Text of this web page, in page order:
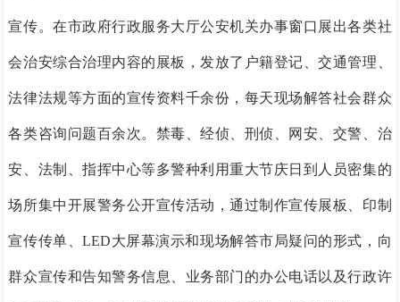
宣传。在市政府行政服务大厅公安机关办事窗口展出各类社
会治安综合治理内容的展板，发放了户籍登记、交通管理、
法律法规等方面的宣传资料千余份，每天现场解答社会群众
各类咨询问题百余次。禁毒、经侦、刑侦、网安、交警、治
安、法制、指挥中心等多警种利用重大节庆日到人员密集的
场所集中开展警务公开宣传活动，通过制作宣传展板、印制
宣传传单、LED大屏幕演示和现场解答市局疑问的形式，向
群众宣传和告知警务信息、业务部门的办公电话以及行政许